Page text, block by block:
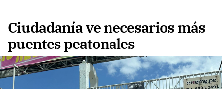
Ciudadanía ve necesarios más
puentes peatonales